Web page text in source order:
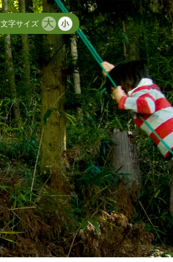
文字サイズ